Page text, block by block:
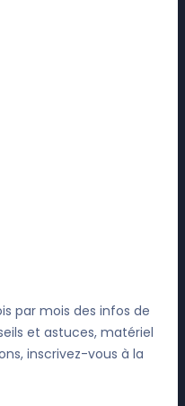
par mois des infos de
et astuces, matériel
inscrivez-vous à la